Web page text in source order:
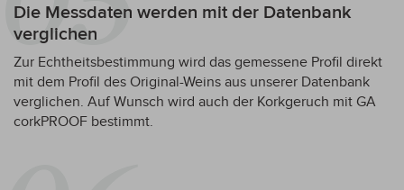
Die Messdaten werden mit der Datenbank
verglichen
Zur Echtheitsbestimmung wird das gemessene Profil direkt
mit dem Profil des Original-Weins aus unserer Datenbank
verglichen. Auf Wunsch wird auch der Korkgeruch mit GA
corkPROOF bestimmt.